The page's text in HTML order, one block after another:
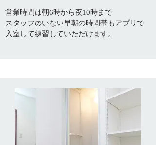
営業時間は朝6時から夜10時まで
​スタッフのいない早朝の時間帯もアプリで
入室して練習していただけます。